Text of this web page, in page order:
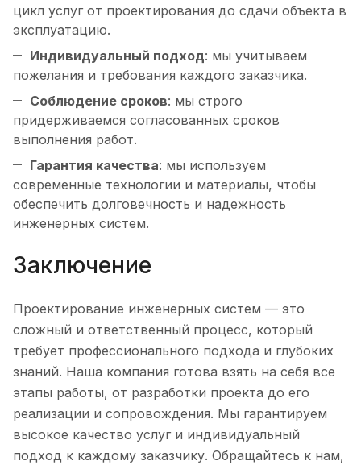
цикл услуг от проектирования до сдачи объекта в
эксплуатацию.
Индивидуальный подход: мы учитываем
пожелания и требования каждого заказчика.
Соблюдение сроков: мы строго
придерживаемся согласованных сроков
выполнения работ.
Гарантия качества: мы используем
современные технологии и материалы, чтобы
обеспечить долговечность и надежность
инженерных систем.
Заключение
Проектирование инженерных систем — это
сложный и ответственный процесс, который
требует профессионального подхода и глубоких
знаний. Наша компания готова взять на себя все
этапы работы, от разработки проекта до его
реализации и сопровождения. Мы гарантируем
высокое качество услуг и индивидуальный
подход к каждому заказчику. Обращайтесь к нам,